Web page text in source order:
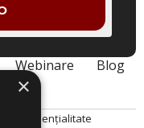
Webinare
Blog
Confidențialitate
×